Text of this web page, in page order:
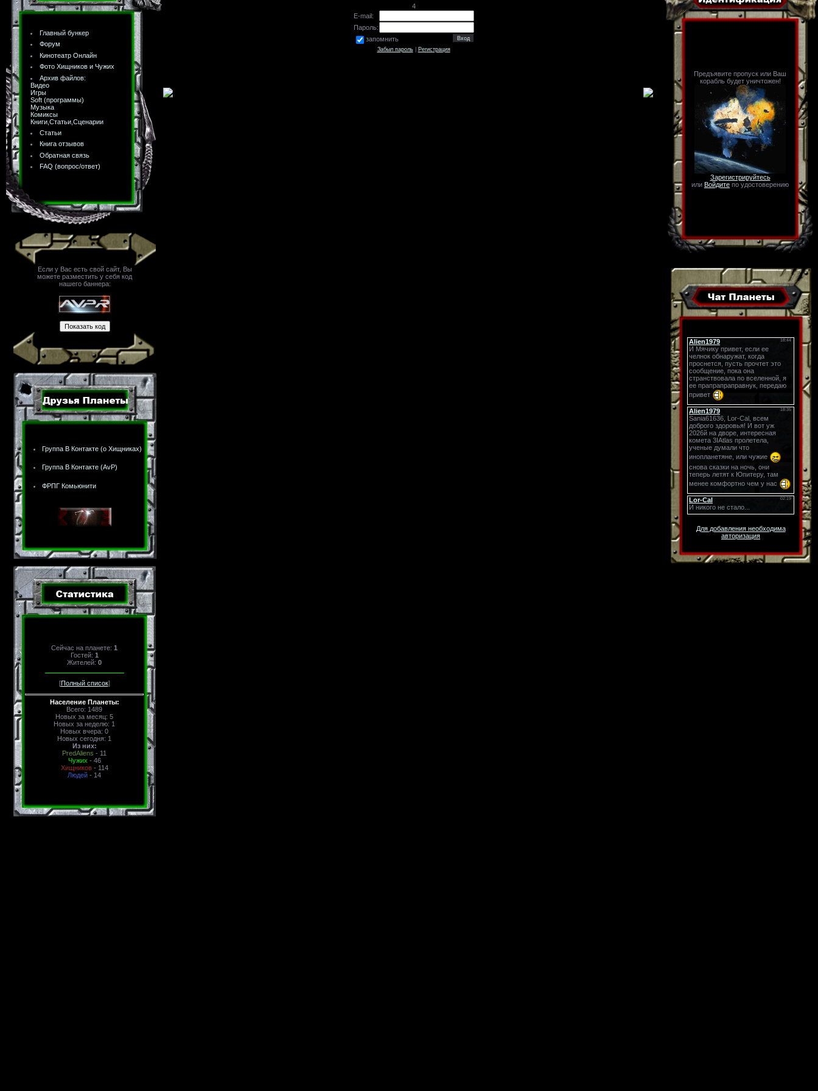
Главный бункер
Форум
Кинотеатр Онлайн
Фото Хищников и Чужих
Архив файлов:
Видео
Игры
Soft (программы)
Музыка
Комиксы
Книги,Статьи,Сценарии
Статьи
Книга отзывов
Обратная связь
FAQ (вопрос/ответ)
Если у Вас есть свой сайт, Вы
можете разместить у себя код
нашего баннера:
Группа В Контакте (о Хищниках)
Группа В Контакте (AvP)
ФРПГ Комьюнити
Сейчас на планете: 1
Гостей: 1
Жителей: 0
[Полный список]
Население Планеты:
Всего: 1489
Новых за месяц: 5
Новых за неделю: 1
Новых вчера: 0
Новых сегодня: 1
Из них:
PredAliens - 11
Чужих - 46
Хищников - 114
Людей - 14
4
E-mail:
Пароль:
запомнить
Забыл пароль| Регистрация
Предъявите пропуск или Ваш
корабль будет уничтожен!
Зарегистрируйтесь
или Войдите по удостоверению
Для добавления необходима
авторизация